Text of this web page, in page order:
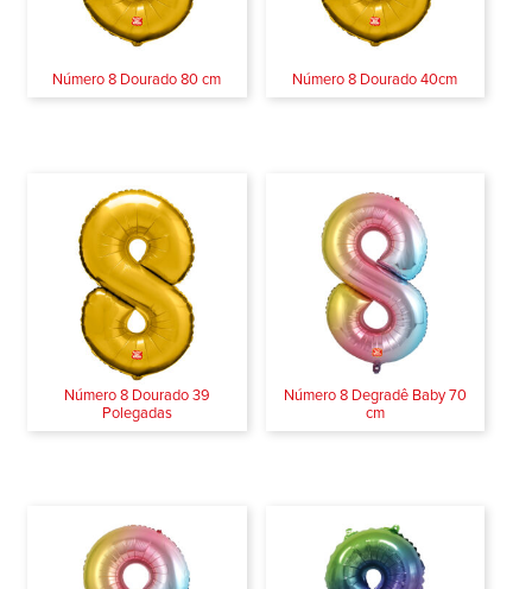
Número 8 Dourado 80 cm Número 8 Dourado 40cm
Número 8 Dourado 39
Polegadas
Número 8 Degradê Baby 70
cm